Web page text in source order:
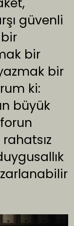
güvenli
bir
bir
ki:
büyük
rahatsız